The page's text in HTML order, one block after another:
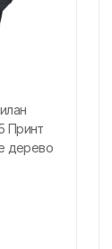
Принт
дерево